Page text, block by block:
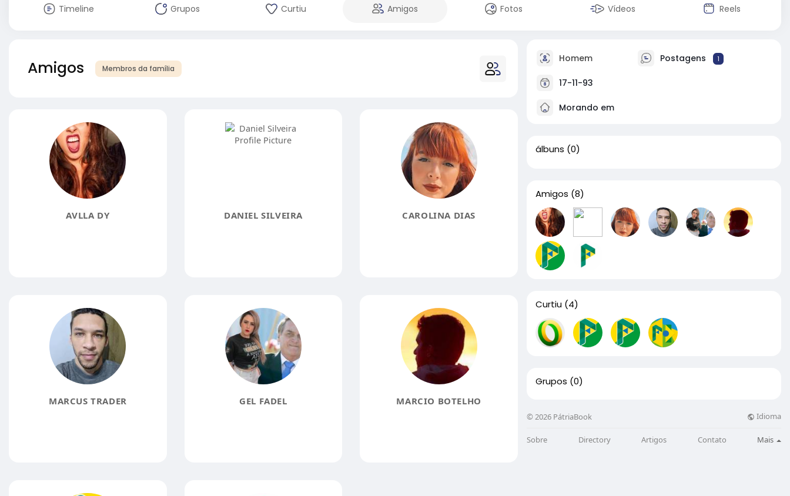
Timeline Grupos Curtiu Amigos Fotos Vídeos Reels
Amigos Membros da família
AVLLA DY DANIEL SILVEIRA CAROLINA DIAS
MARCUS TRADER GEL FADEL MARCIO BOTELHO
Homem Postagens 1
17-11-93
Morando em
álbuns (0)
Amigos (8)
Curtiu (4)
Grupos (0)
© 2026 PátriaBook Idioma
Sobre Directory Artigos Contato Mais